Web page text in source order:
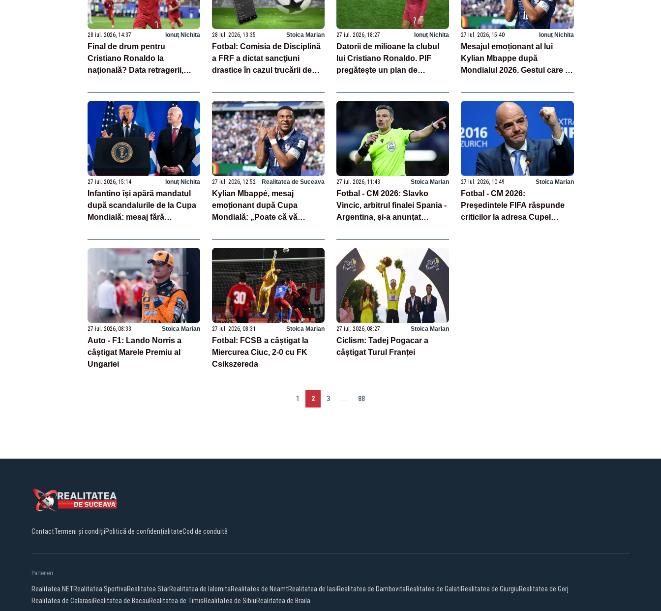
28 iul. 2026, 14:37 Ionuț Nichita
Final de drum pentru
Cristiano Ronaldo la
națională? Data retragerii,
28 iul. 2026, 13:35 Stoica Marian
Fotbal: Comisia de Disciplină
a FRF a dictat sancţiuni
drastice în cazul trucării de
a III-a
27 iul. 2026, 18:27 Ionuț Nichita
Datorii de milioane la clubul
lui Cristiano Ronaldo. PIF
pregătește un plan de
27 iul. 2026, 15:40 Ionuț Nichita
Mesajul emoționant al lui
Kylian Mbappe după
Mondialul 2026. Gestul care a
27 iul. 2026, 15:14 Ionuț Nichita
Infantino își apără mandatul
după scandalurile de la Cupa
Mondială: mesaj fără
27 iul. 2026, 12:52 Realitatea de Suceava
Kylian Mbappé, mesaj
emoționant după Cupa
Mondială: „Poate că vă
27 iul. 2026, 11:43 Stoica Marian
Fotbal - CM 2026: Slavko
Vincic, arbitrul finalei Spania -
Argentina, şi-a anunţat
27 iul. 2026, 10:49 Stoica Marian
Fotbal - CM 2026:
Preşedintele FIFA răspunde
criticilor la adresa CupeI
27 iul. 2026, 08:33 Stoica Marian
Auto - F1: Lando Norris a
câștigat Marele Premiu al
Ungariei
27 iul. 2026, 08:31 Stoica Marian
Fotbal: FCSB a câștigat la
Miercurea Ciuc, 2-0 cu FK
Csikszereda
27 iul. 2026, 08:27 Stoica Marian
Ciclism: Tadej Pogacar a
câștigat Turul Franței
1 2 3 ... 88
ContactTermeni și condițiiPolitică de confidențialitateCod de conduită
Parteneri:
Realitatea.NETRealitatea SportivaRealitatea StarRealitatea de IalomitaRealitatea de NeamtRealitatea de IasiRealitatea de DambovitaRealitatea de GalatiRealitatea de GiurgiuRealitatea de Gorj
Realitatea de CalarasiRealitatea de BacauRealitatea de TimisRealitatea de SibiuRealitatea de Braila